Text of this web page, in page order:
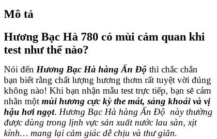
Mô tả
Hương Bạc Hà 780 có mùi cảm quan khi
test như thế nào?
Nói đến Hương Bạc Hà hàng Ấn Độ thì chắc chắn
bạn biết rằng chất lượng hương thơm rất tuyệt vời đúng
không nào! Khi bạn nhận mẫu test trực tiếp, bạn sẽ cảm
nhân một mùi hương cực kỳ the mát, sảng khoái và vị
hậu hơi ngọt. Hương Bạc Hà hàng Ấn Độ này thường
được dùng trong lịnh vực sản xuất nước lau sàn, xịt
kính… mang lại cảm giác dễ chịu và thư giãn.